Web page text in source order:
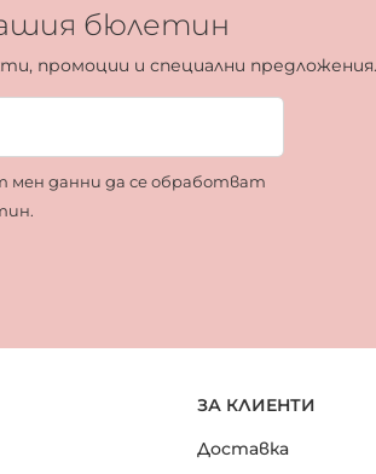
бюлетин
промоции и специални предложения.
мен данни да се обработват
ЗА КЛИЕНТИ
Доставка